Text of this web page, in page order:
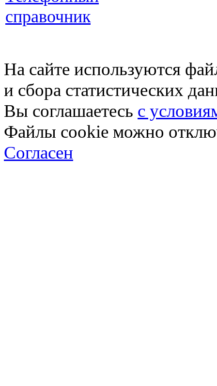
справочник
На сайте используются
и сбора статистических
Вы соглашаетесь с
Файлы cookie можно
Согласен